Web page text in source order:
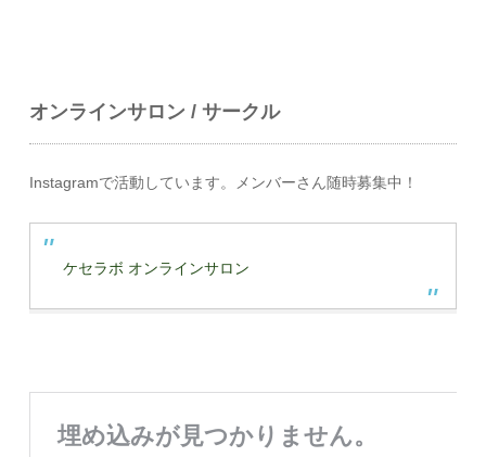
オンラインサロン / サークル
Instagramで活動しています。メンバーさん随時募集中！
ケセラボ オンラインサロン